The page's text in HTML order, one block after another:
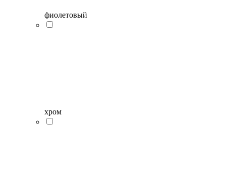
фиолетовый
хром